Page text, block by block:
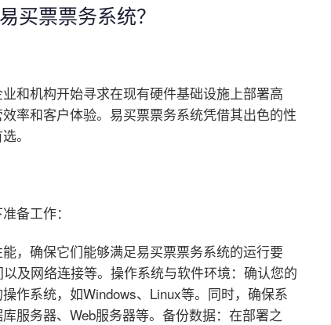
买票票务系统？
和机构开始寻求在现有硬件基础设施上部署高
率和客户体验。易买票票务系统凭借其出色的性
。
备工作：
，确保它们能够满足易买票票务系统的运行要
及网络连接等。 操作系统与软件环境：确认您的
作系统，如Windows、Linux等。同时，确保系
服务器、Web服务器等。 备份数据：在部署之